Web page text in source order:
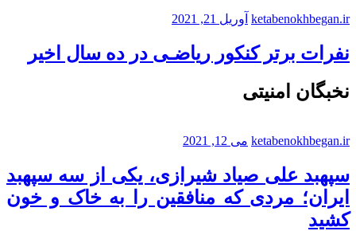
ketabenokhbegan.ir آوریل 21, 2021
نفرات برتر کنکور ریاضـی در ده سال اخیر
نخبگان امنیتی
ketabenokhbegan.ir می 12, 2021
سپهبد علی صیاد شیرازی، یکی از سه سپهبد
ایران؛ مردی که منافقین را به خاک و خون
کشید